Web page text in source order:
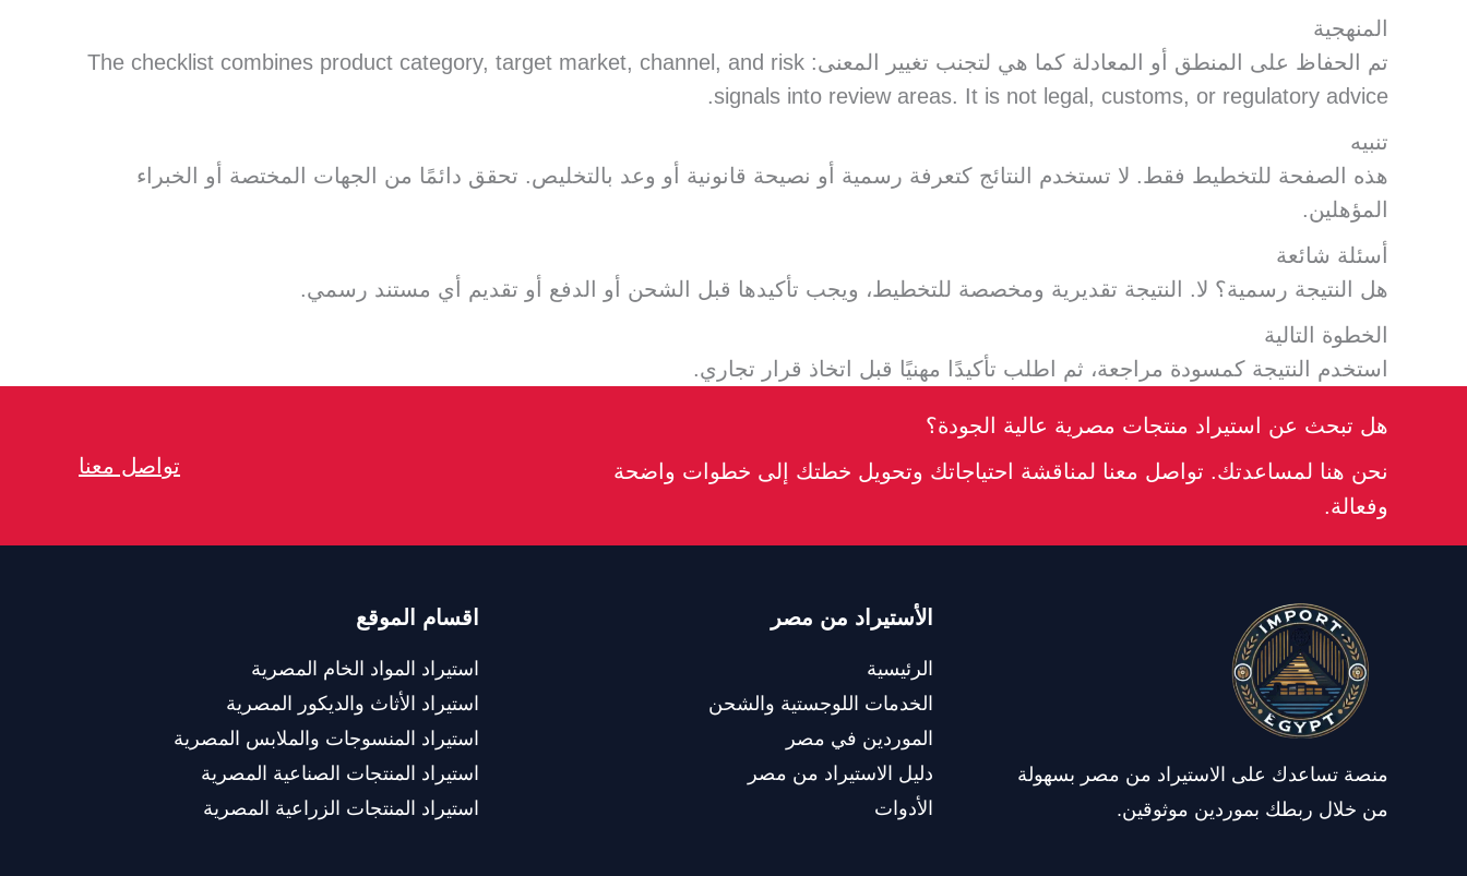
المنهجية
تم الحفاظ على المنطق أو المعادلة كما هي لتجنب تغيير المعنى: The checklist combines product category, target market, channel, and risk
signals into review areas. It is not legal, customs, or regulatory advice.
تنبيه
هذه الصفحة للتخطيط فقط. لا تستخدم النتائج كتعرفة رسمية أو نصيحة قانونية أو وعد بالتخليص. تحقق دائمًا من الجهات المختصة أو الخبراء
المؤهلين.
أسئلة شائعة
هل النتيجة رسمية؟ لا. النتيجة تقديرية ومخصصة للتخطيط، ويجب تأكيدها قبل الشحن أو الدفع أو تقديم أي مستند رسمي.
الخطوة التالية
استخدم النتيجة كمسودة مراجعة، ثم اطلب تأكيدًا مهنيًا قبل اتخاذ قرار تجاري.
هل تبحث عن استيراد منتجات مصرية عالية الجودة؟
نحن هنا لمساعدتك. تواصل معنا لمناقشة احتياجاتك وتحويل خطتك إلى خطوات واضحة
وفعالة.
تواصل معنا
منصة تساعدك على الاستيراد من مصر بسهولة
من خلال ربطك بموردين موثوقين.
الأستيراد من مصر
الرئيسية
الخدمات اللوجستية والشحن
الموردين في مصر
دليل الاستيراد من مصر
الأدوات
اقسام الموقع
استيراد المواد الخام المصرية
استيراد الأثاث والديكور المصرية
استيراد المنسوجات والملابس المصرية
استيراد المنتجات الصناعية المصرية
استيراد المنتجات الزراعية المصرية